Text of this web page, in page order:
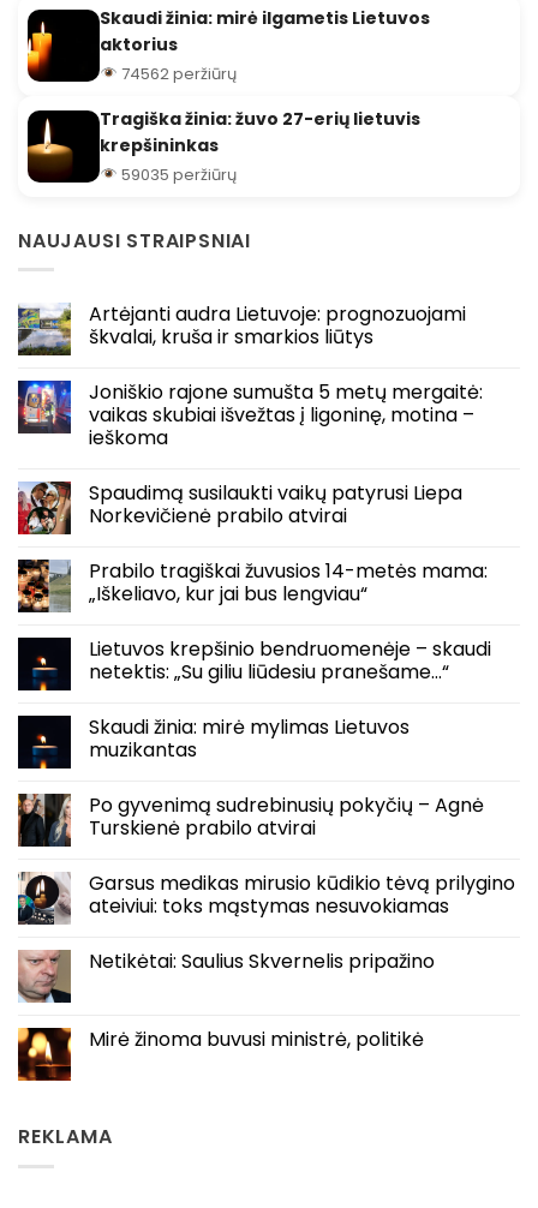
Skaudi žinia: mirė ilgametis Lietuvos
aktorius
74562 peržiūrų
Tragiška žinia: žuvo 27-erių lietuvis
krepšininkas
59035 peržiūrų
NAUJAUSI STRAIPSNIAI
Artėjanti audra Lietuvoje: prognozuojami
škvalai, kruša ir smarkios liūtys
Joniškio rajone sumušta 5 metų mergaitė:
vaikas skubiai išvežtas į ligoninę, motina –
ieškoma
Spaudimą susilaukti vaikų patyrusi Liepa
Norkevičienė prabilo atvirai
Prabilo tragiškai žuvusios 14-metės mama:
„Iškeliavo, kur jai bus lengviau“
Lietuvos krepšinio bendruomenėje – skaudi
netektis: „Su giliu liūdesiu pranešame…“
Skaudi žinia: mirė mylimas Lietuvos
muzikantas
Po gyvenimą sudrebinusių pokyčių – Agnė
Turskienė prabilo atvirai
Garsus medikas mirusio kūdikio tėvą prilygino
ateiviui: toks mąstymas nesuvokiamas
Netikėtai: Saulius Skvernelis pripažino
Mirė žinoma buvusi ministrė, politikė
REKLAMA